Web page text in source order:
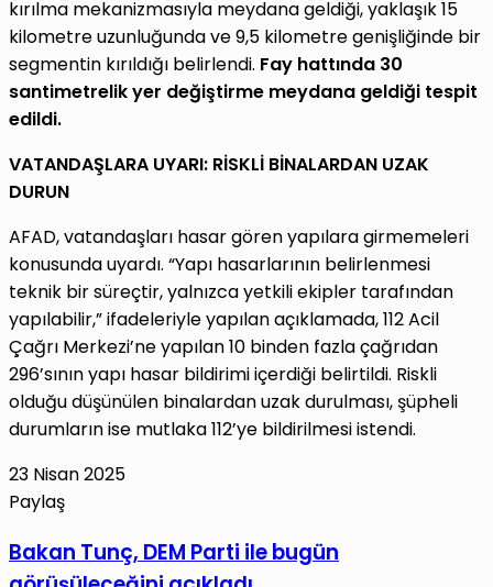
kırılma mekanizmasıyla meydana geldiği, yaklaşık 15
kilometre uzunluğunda ve 9,5 kilometre genişliğinde bir
segmentin kırıldığı belirlendi. Fay hattında 30
santimetrelik yer değiştirme meydana geldiği tespit
edildi.
VATANDAŞLARA UYARI: RİSKLİ BİNALARDAN UZAK
DURUN
AFAD, vatandaşları hasar gören yapılara girmemeleri
konusunda uyardı. “Yapı hasarlarının belirlenmesi
teknik bir süreçtir, yalnızca yetkili ekipler tarafından
yapılabilir,” ifadeleriyle yapılan açıklamada, 112 Acil
Çağrı Merkezi’ne yapılan 10 binden fazla çağrıdan
296’sının yapı hasar bildirimi içerdiği belirtildi. Riskli
olduğu düşünülen binalardan uzak durulması, şüpheli
durumların ise mutlaka 112’ye bildirilmesi istendi.
23 Nisan 2025
Paylaş
Posta
Bakan
Tunç,
Bakan Tunç, DEM Parti ile bugün